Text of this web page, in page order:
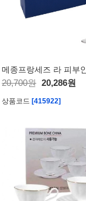
20,700원 20,286원
상품코드 [415922]